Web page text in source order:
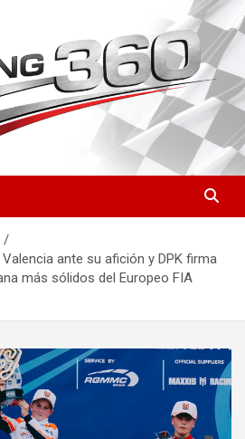
Noticias,
y Pilotos de
nacional e internacional: resultados
de pilotos, circuitos y novedades
ante su afición y DPK firma
más sólidos del Europeo FIA